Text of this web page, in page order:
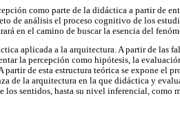
como parte de la didáctica a partir de
de análisis el proceso cognitivo de los
en el camino de buscar la esencia del
aplicada a la arquitectura. A partir de las
la percepción como hipótesis, la
partir de esta estructura teórica se expone el
de la arquitectura en la que didáctica y
los sentidos, hasta su nivel inferencial, como